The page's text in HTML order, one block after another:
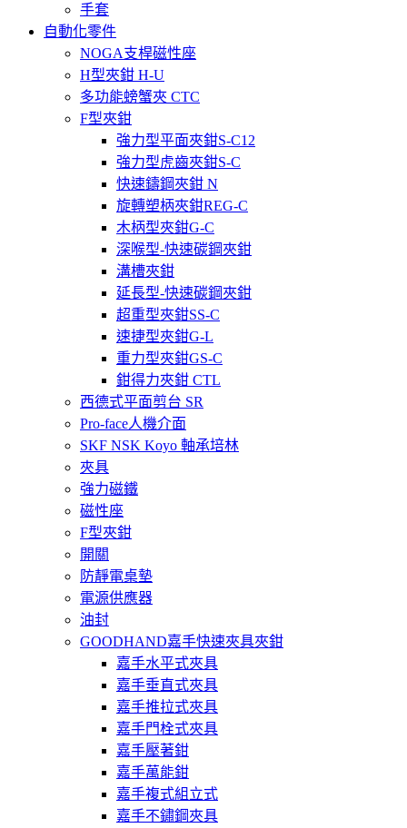
手套
自動化零件
NOGA支桿磁性座
H型夾鉗 H-U
多功能螃蟹夾 CTC
F型夾鉗
強力型平面夾鉗S-C12
強力型虎齒夾鉗S-C
快速鑄鋼夾鉗 N
旋轉塑柄夾鉗REG-C
木柄型夾鉗G-C
深喉型-快速碳鋼夾鉗
溝槽夾鉗
延長型-快速碳鋼夾鉗
超重型夾鉗SS-C
速捷型夾鉗G-L
重力型夾鉗GS-C
鉗得力夾鉗 CTL
西德式平面剪台 SR
Pro-face人機介面
SKF NSK Koyo 軸承培林
夾具
強力磁鐵
磁性座
F型夾鉗
開關
防靜電桌墊
電源供應器
油封
GOODHAND嘉手快速夾具夾鉗
嘉手水平式夾具
嘉手垂直式夾具
嘉手推拉式夾具
嘉手門栓式夾具
嘉手壓著鉗
嘉手萬能鉗
嘉手複式組立式
嘉手不鏽鋼夾具